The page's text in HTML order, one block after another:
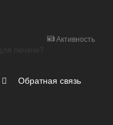
Активность
Обратная связь